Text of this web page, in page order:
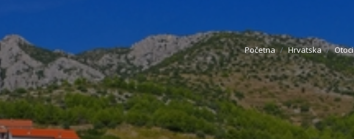
Početna Hrvatska Otoci